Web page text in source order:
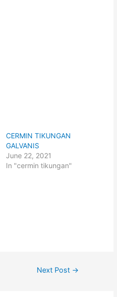
CERMIN TIKUNGAN
GALVANIS
June 22, 2021
In "cermin tikungan"
Next Post →